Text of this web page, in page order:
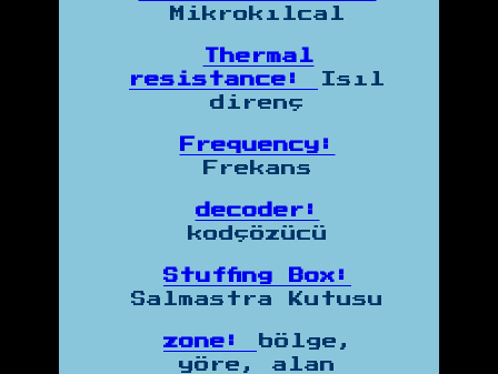
Mikrokılcal
Thermal
resistance:
Isıl
direnç
Frequency:
Frekans
decoder:
kodçözücü
Stuffing Box:
Salmastra Kutusu
zone:
bölge,
yöre, alan